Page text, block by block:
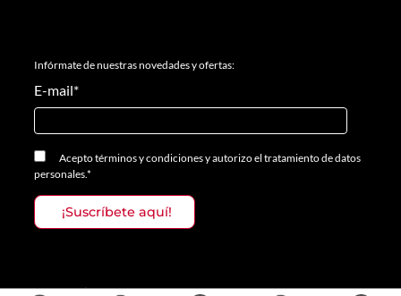
Infórmate de nuestras novedades y ofertas:
E-mail*
Aceptotérminos y condicionesyautorizo el tratamiento de datos
personales.*